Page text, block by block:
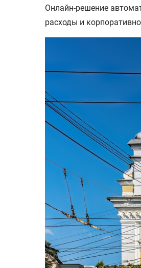
Онлайн-решение
расходы и